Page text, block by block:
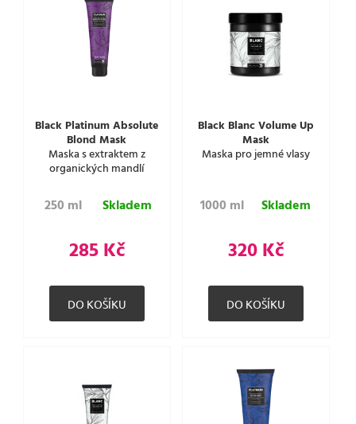
Black Platinum Absolute
Blond Mask
Maska s extraktem z
organických mandlí
250 ml Skladem
285 Kč
Black Blanc Volume Up
Mask
Maska pro jemné vlasy
1000 ml Skladem
320 Kč